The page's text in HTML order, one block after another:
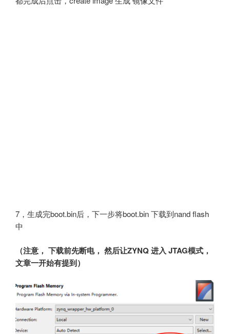
7，生成完boot.bin后，下一步将boot.bin 下载到nand flash
中
（注意， 下载前先断电， 然后让ZYNQ 进入 JTAG模式，
文章一开始有提到）